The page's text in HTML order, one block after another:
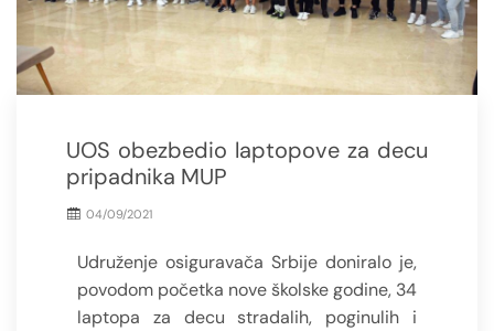
UOS obezbedio laptopove za decu
pripadnika MUP
04/09/2021
Udruženje osiguravača Srbije doniralo je,
povodom početka nove školske godine, 34
laptopa za decu stradalih, poginulih i